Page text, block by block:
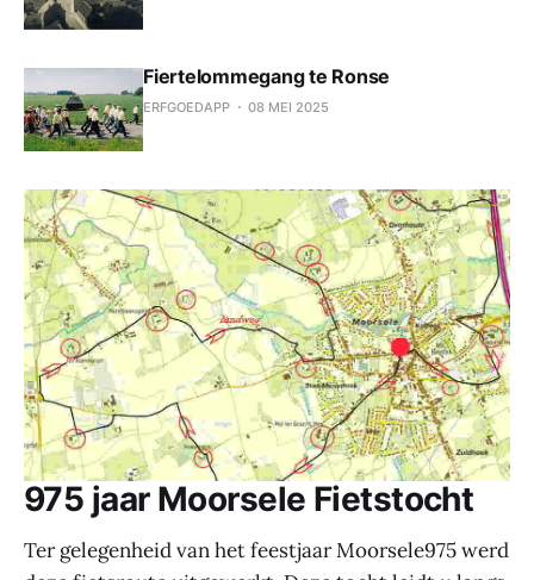
Fiertelommegang te Ronse
ERFGOEDAPP 08 MEI 2025
975 jaar Moorsele Fietstocht
Ter gelegenheid van het feestjaar Moorsele975 werd